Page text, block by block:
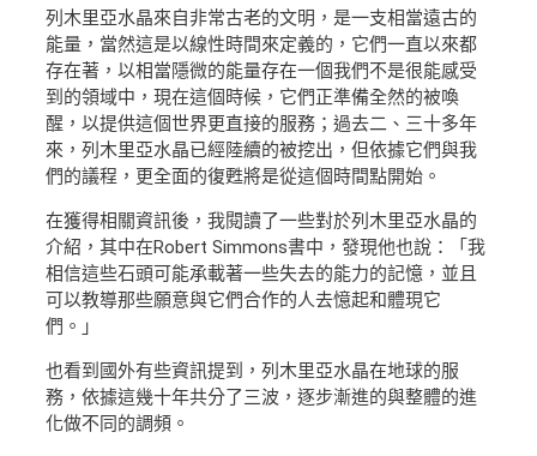
列木里亞水晶來自非常古老的文明，是一支相當遠古的
能量，當然這是以線性時間來定義的，它們一直以來都
存在著，以相當隱微的能量存在一個我們不是很能感受
到的領域中，現在這個時候，它們正準備全然的被喚
醒，以提供這個世界更直接的服務；過去二、三十多年
來，列木里亞水晶已經陸續的被挖出，但依據它們與我
們的議程，更全面的復甦將是從這個時間點開始。
在獲得相關資訊後，我閱讀了一些對於列木里亞水晶的
介紹，其中在Robert Simmons書中，發現他也說：「我
相信這些石頭可能承載著一些失去的能力的記憶，並且
可以教導那些願意與它們合作的人去憶起和體現它
們。」
也看到國外有些資訊提到，列木里亞水晶在地球的服
務，依據這幾十年共分了三波，逐步漸進的與整體的進
化做不同的調頻。